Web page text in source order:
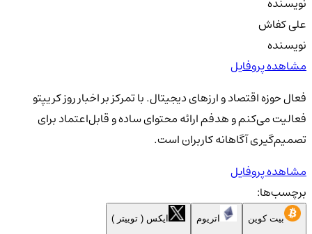
علی کفاش
نویسنده
مشاهده پروفایل
فعال حوزه اقتصاد و ارزهای دیجیتال. با تمرکز بر اخبار روز کریپتو
فعالیت می‌کنم و هدفم ارائه محتوای ساده و قابل‌اعتماد برای
تصمیم‌گیری آگاهانه کاربران است.
مشاهده پروفایل
برچسب‌ها:
بیت کوین اتریوم ایکس ( توییتر )